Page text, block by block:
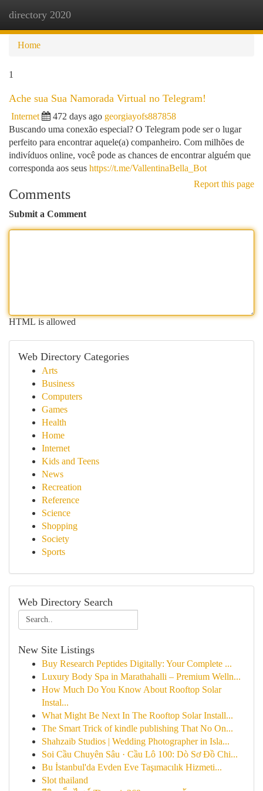
directory 2020
Home
1
Ache sua Sua Namorada Virtual no Telegram!
Internet 472 days ago georgiayofs887858
Buscando uma conexão especial? O Telegram pode ser o lugar
perfeito para encontrar aquele(a) companheiro. Com milhões de
indivíduos online, você pode as chances de encontrar alguém que
corresponda aos seus https://t.me/VallentinaBella_Bot
Report this page
Comments
Submit a Comment
HTML is allowed
Web Directory Categories
Arts
Business
Computers
Games
Health
Home
Internet
Kids and Teens
News
Recreation
Reference
Science
Shopping
Society
Sports
Web Directory Search
New Site Listings
Buy Research Peptides Digitally: Your Complete ...
Luxury Body Spa in Marathahalli – Premium Welln...
How Much Do You Know About Rooftop Solar
Instal...
What Might Be Next In The Rooftop Solar Install...
The Smart Trick of kindle publishing That No On...
Shahzaib Studios | Wedding Photographer in Isla...
Soi Cầu Chuyên Sâu · Cầu Lô 100: Dò Sơ Đồ Chi...
Bu İstanbul'da Evden Eve Taşımacılık Hizmeti...
Slot thailand